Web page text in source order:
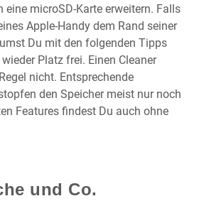
eine microSD-Karte erweitern. Falls
Apple-Handy dem Rand seiner
Du mit den folgenden Tipps
Platz frei. Einen Cleaner
nicht. Entsprechende
den Speicher meist nur noch
Features findest Du auch ohne
und Co.